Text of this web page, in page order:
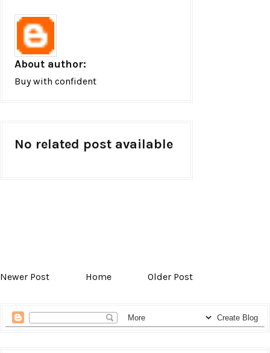
About author:
Buy with confident
No related post available
Newer Post Home Older Post